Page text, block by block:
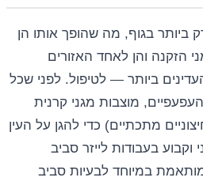
ביותר בגוף, מה שהופך אותו הן
הזקנה והן לאחד האזורים
ביותר — לטיפול. לפני שכל
מוצבות מגני קרנית
מתכתיים) כדי להגן על העין
בעבודות לייזר סביב
במיוחד לבעיות סביב